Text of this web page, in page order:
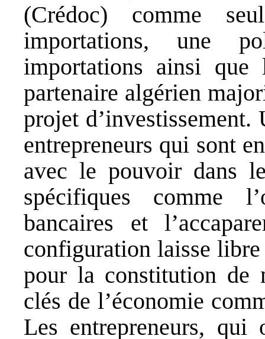
(Crédoc) comme
importations, une
importations ainsi
partenaire algérien
projet
entrepreneurs qui sont
avec le pouvoir dans
spécifiques comme
bancaires et
configuration laisse
pour la constitution de
clés de l’économie
Les entrepreneurs,